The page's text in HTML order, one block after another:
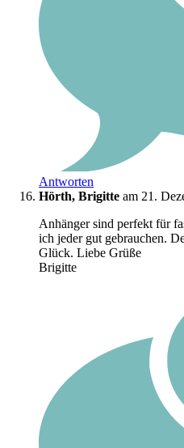
Antworten
Hörth, Brigitte am 21.
Anhänger sind perfekt für
ich jeder gut gebrauchen.
Glück. Liebe Grüße
Brigitte